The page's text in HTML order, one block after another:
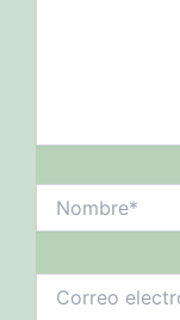
electrónico*